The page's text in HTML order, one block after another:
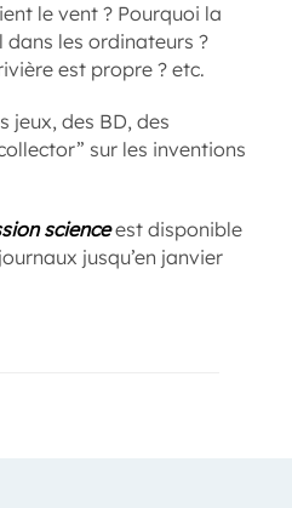
le vent ? Pourquoi la
dans les ordinateurs ?
est propre ? etc.
jeux, des BD, des
sur les inventions
scienceest disponible
jusqu’en janvier